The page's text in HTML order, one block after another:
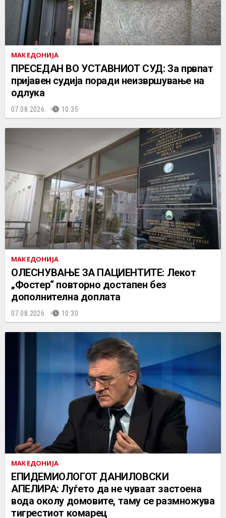
МАКЕДОНИЈА
ПРЕСЕДАН ВО УСТАВНИОТ СУД: За првпат
пријавен судија поради неизвршување на
одлука
07.08.2026. 10:35
МАКЕДОНИЈА
ОЛЕСНУВАЊЕ ЗА ПАЦИЕНТИТЕ: Лекот
„Фостер“ повторно достапен без
дополнителна доплата
07.08.2026. 10:30
МАКЕДОНИЈА
EПИДЕМИОЛОГОТ ДАНИЛОВСКИ
АПЕЛИРА: Луѓето да не чуваат застоена
вода околу домовите, таму се размножува
тигрестиот комарец